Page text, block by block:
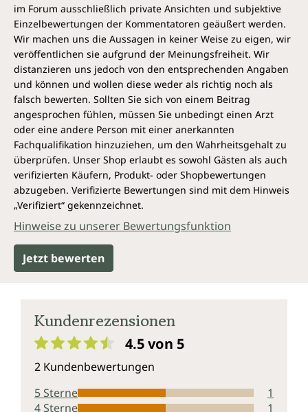
im Forum ausschließlich private Ansichten und subjektive
Einzelbewertungen der Kommentatoren geäußert werden.
Wir machen uns die Aussagen in keiner Weise zu eigen, wir
veröffentlichen sie aufgrund der Meinungsfreiheit. Wir
distanzieren uns jedoch von den entsprechenden Angaben
und können und wollen diese weder als richtig noch als
falsch bewerten. Sollten Sie sich von einem Beitrag
angesprochen fühlen, müssen Sie unbedingt einen Arzt
oder eine andere Person mit einer anerkannten
Fachqualifikation hinzuziehen, um den Wahrheitsgehalt zu
überprüfen. Unser Shop erlaubt es sowohl Gästen als auch
verifizierten Käufern, Produkt- oder Shopbewertungen
abzugeben. Verifizierte Bewertungen sind mit dem Hinweis
„Verifiziert“ gekennzeichnet.
Hinweise zu unserer Bewertungsfunktion
Jetzt bewerten
Kundenrezensionen
4.5 von 5
2 Kundenbewertungen
5 Sterne
1
4 Sterne
1